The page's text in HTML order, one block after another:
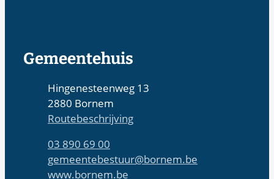
Contact & openingsuren
Gemeentehuis
AdresHingenesteenweg 13
,2880 Bornem
Routebeschrijving
03 890 69 00
E-mailgemeentebestuur@bornem.be
Websitewww.bornem.be